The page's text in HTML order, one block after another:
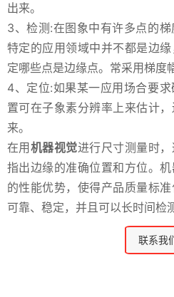
出来。
3、检测:在图象中有许多点的
特定的应用领域中并不都是边
定哪些点是边缘点。常采用梯度
4、定位:如果某一应用场合要
置可在子象素分辨率上来估计
来。
在用 机器视觉进行尺寸测量时
指出边缘的准确位置和方位。
的性能优势，使得产品质量标
可靠、稳定，并且可以长时间检
联系我